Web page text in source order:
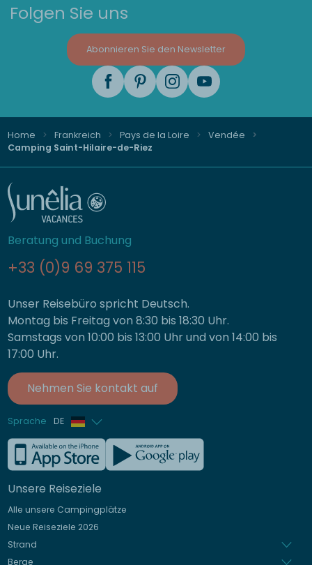
Folgen Sie uns
Abonnieren Sie den Newsletter
Home Frankreich Pays de la Loire
Vendée
Camping Saint-Hilaire-de-Riez
Beratung und Buchung
+33 (0)9 69 375 115
Unser Reisebüro spricht Deutsch.
Montag bis Freitag von 8:30 bis 18:30 Uhr.
Samstags von 10:00 bis 13:00 Uhr und von 14:00 bis
17:00 Uhr.
Nehmen Sie kontakt auf
Sprache DE
Französisch
Englisch
Italienisch
Spanisch
Unsere Reiseziele
Alle unsere Campingplätze
Neue Reiseziele 2026
Strand
Berge